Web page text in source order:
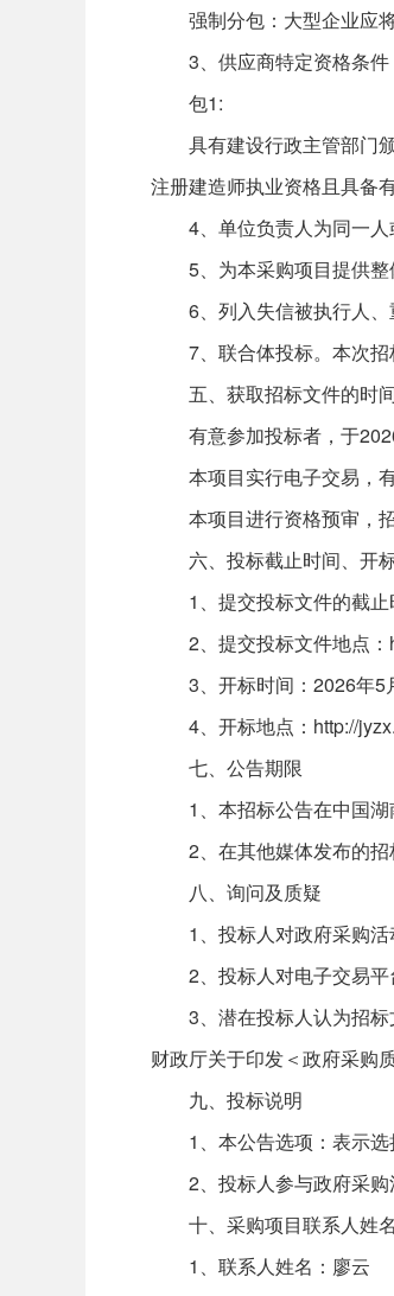
强制分包：大型企业应
3、供应商特定资格条件
包1:
具有建设行政主管部门颁
注册建造师执业资格且具备
4、单位负责人为同一人
5、为本采购项目提供整
6、列入失信被执行人、
7、联合体投标。本次招
五、获取招标文件的时
有意参加投标者，于2026
本项目实行电子交易，有
本项目进行资格预审，招
六、投标截止时间、开
1、提交投标文件的截止
2、提交投标文件地点：
3、开标时间：2026年5
4、开标地点：http://
七、公告期限
1、本招标公告在中国湖
2、在其他媒体发布的招
八、询问及质疑
1、投标人对政府采购活
2、投标人对电子交易平
3、潜在投标人认为招标
财政厅关于印发＜政府采购
九、投标说明
1、本公告选项：表示选
2、投标人参与政府采购
十、采购项目联系人姓
1、联系人姓名：廖云